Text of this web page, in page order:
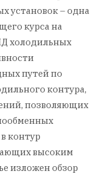
установок – одна
курса на
холодильных
путей по
контура,
позволяющих
контур
высоким
изложен обзор